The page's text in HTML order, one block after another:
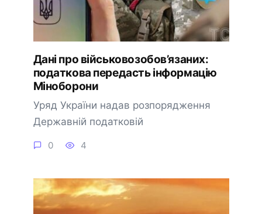
Дані про військовозобов’язаних:
податкова передасть інформацію
Міноборони
Уряд України надав розпорядження
Державній податковій
0 4